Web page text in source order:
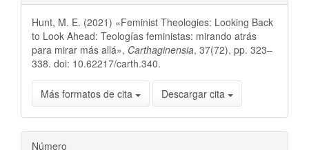
Hunt, M. E. (2021) «Feminist Theologies: Looking Back
to Look Ahead: Teologías feministas: mirando atrás
para mirar más allá», Carthaginensia, 37(72), pp. 323–
338. doi: 10.62217/carth.340.
Más formatos de cita Descargar cita
Número